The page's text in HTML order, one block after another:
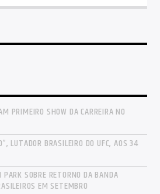
PRIMEIRO SHOW DA CARREIRA NO
LUTADOR BRASILEIRO DO UFC, AOS 34
SOBRE RETORNO DA BANDA
EM SETEMBRO